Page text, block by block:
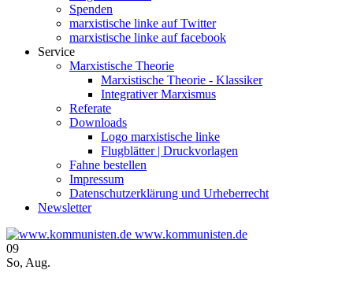
Spenden
marxistische linke auf Twitter
marxistische linke auf facebook
Service
Marxistische Theorie
Marxistische Theorie - Klassiker
Integrativer Marxismus
Referate
Downloads
Logo marxistische linke
Flugblätter | Druckvorlagen
Fahne bestellen
Impressum
Datenschutzerklärung und Urheberrecht
Newsletter
www.kommunisten.de
09
So, Aug.